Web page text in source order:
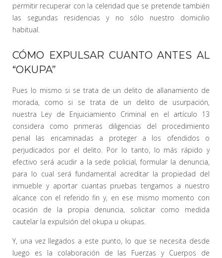
permitir recuperar con la celeridad que se pretende también
las segundas residencias y no sólo nuestro domicilio
habitual.
CÓMO EXPULSAR CUANTO ANTES AL
“OKUPA”
Pues lo mismo si se trata de un delito de allanamiento de
morada, como si se trata de un delito de usurpación,
nuestra Ley de Enjuiciamiento Criminal en el artículo 13
considera como primeras diligencias del procedimiento
penal las encaminadas a proteger a los ofendidos o
perjudicados por el delito. Por lo tanto, lo más rápido y
efectivo será acudir a la sede policial, formular la denuncia,
para lo cual será fundamental acreditar la propiedad del
inmueble y aportar cuantas pruebas tengamos a nuestro
alcance con el referido fin y, en ese mismo momento con
ocasión de la propia denuncia, solicitar como medida
cautelar la expulsión del okupa u okupas.
Y, una vez llegados a este punto, lo que se necesita desde
luego es la colaboración de las Fuerzas y Cuerpos de